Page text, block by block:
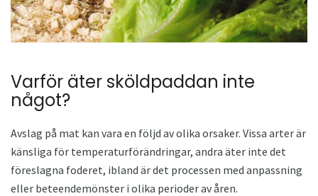
Varför äter sköldpaddan inte
något?
Avslag på mat kan vara en följd av olika orsaker. Vissa arter är
känsliga för temperaturförändringar, andra äter inte det
föreslagna foderet, ibland är det processen med anpassning
eller beteendemönster i olika perioder av åren.